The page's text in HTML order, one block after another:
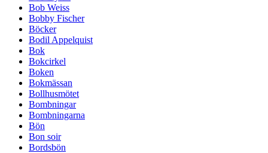
Bob Weiss
Bobby Fischer
Böcker
Bodil Appelquist
Bok
Bokcirkel
Boken
Bokmässan
Bollhusmötet
Bombningar
Bombningarna
Bön
Bon soir
Bordsbön